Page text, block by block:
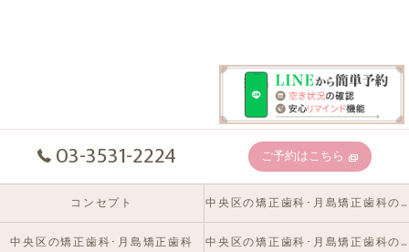
03-3531-2224 ご予約はこちら
コンセプト 中央区の矯正歯科･月島矯正歯科の口コミ情報
中央区の矯正歯科･月島矯正歯科 中央区の矯正歯科･月島矯正歯科のお客様の声